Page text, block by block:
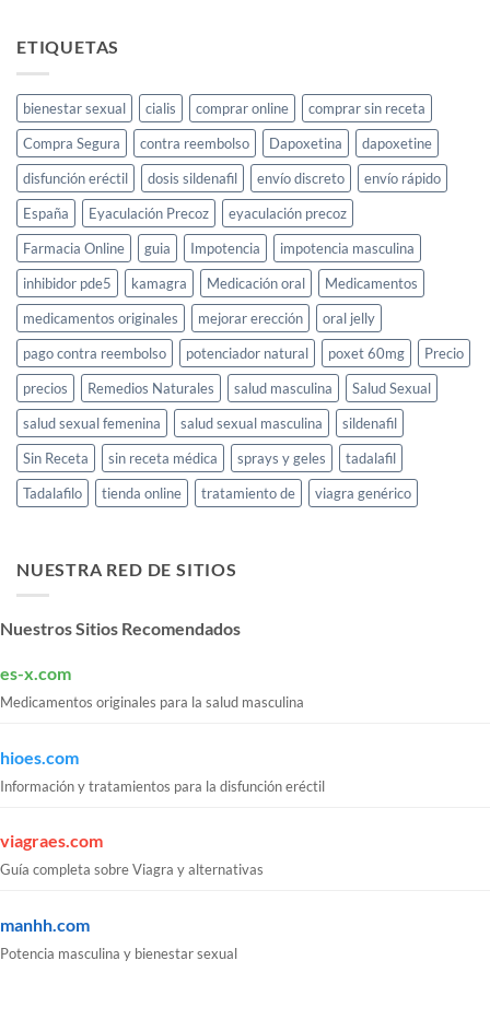
ETIQUETAS
bienestar sexual cialis comprar online
comprar sin receta
Compra Segura
contra reembolso Dapoxetina
dapoxetine
disfunción eréctil
dosis sildenafil envío discreto
envío rápido
España
Eyaculación Precoz
eyaculación precoz
Farmacia Online
guia Impotencia
impotencia masculina
inhibidor pde5
kamagra Medicación oral
Medicamentos
medicamentos originales
mejorar erección
oral jelly
pago contra reembolso
potenciador natural poxet 60mg
Precio
precios
Remedios Naturales salud masculina
Salud Sexual
salud sexual femenina
salud sexual masculina
sildenafil
Sin Receta
sin receta médica sprays y geles
tadalafil
Tadalafilo
tienda online tratamiento de viagra genérico
NUESTRA RED DE SITIOS
Nuestros Sitios Recomendados
es-x.com
Medicamentos originales para la salud masculina
hioes.com
Información y tratamientos para la disfunción eréctil
viagraes.com
Guía completa sobre Viagra y alternativas
manhh.com
Potencia masculina y bienestar sexual